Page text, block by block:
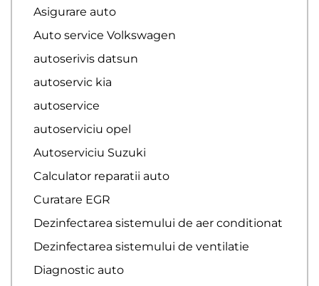
Asigurare auto
Auto service Volkswagen
autoserivis datsun
autoservic kia
autoservice
autoserviciu opel
Autoserviciu Suzuki
Calculator reparatii auto
Curatare EGR
Dezinfectarea sistemului de aer conditionat
Dezinfectarea sistemului de ventilatie
Diagnostic auto